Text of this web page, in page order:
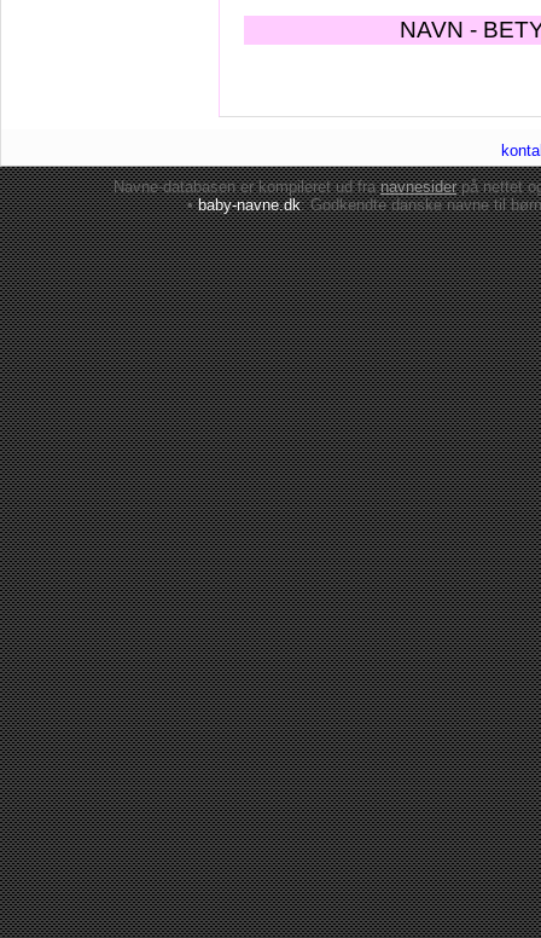
NAVN -
Navne-databasen er kompileret ud franavnesiderpå nettet
•baby-navne.dk: Godkendte danskenavne til børn